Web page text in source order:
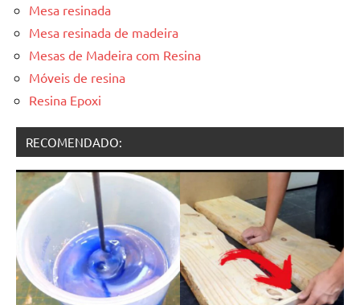
Mesa resinada
Mesa resinada de madeira
Mesas de Madeira com Resina
Móveis de resina
Resina Epoxi
RECOMENDADO: